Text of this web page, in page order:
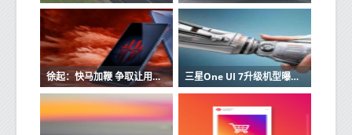
徐起：快马加鞭 争取让用户早日体验上realme UI 5.0 三星One UI 7升级机型曝光 S20系列及之前机型不再支持